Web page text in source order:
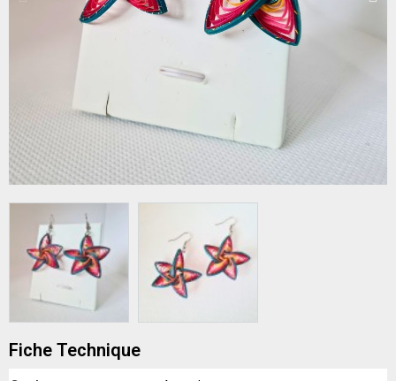
Fiche Technique